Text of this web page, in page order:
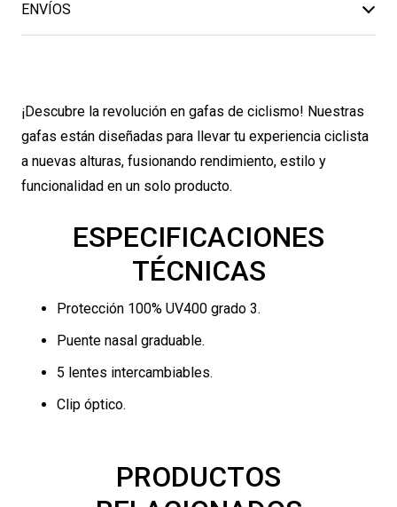
ENVÍOS
¡Descubre la revolución en gafas de ciclismo! Nuestras
gafas están diseñadas para llevar tu experiencia ciclista
a nuevas alturas, fusionando rendimiento, estilo y
funcionalidad en un solo producto.
ESPECIFICACIONES
TÉCNICAS
Protección 100% UV400 grado 3.
Puente nasal graduable.
5 lentes intercambiables.
Clip óptico.
PRODUCTOS